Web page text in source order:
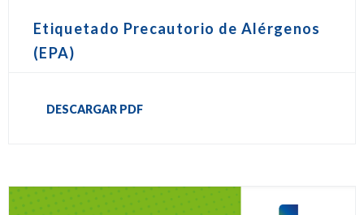
Etiquetado Precautorio de Alérgenos
(EPA)
DESCARGAR PDF